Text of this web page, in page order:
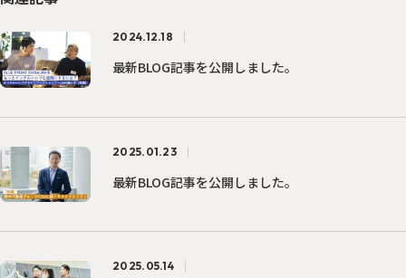
2024.12.18
最新BLOG記事を公開しました。
2025.01.23
最新BLOG記事を公開しました。
2025.05.14